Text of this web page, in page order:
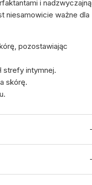
i nadzwyczajną
niesamowicie ważne dla
pozostawiając
strefy intymnej.
skórę.